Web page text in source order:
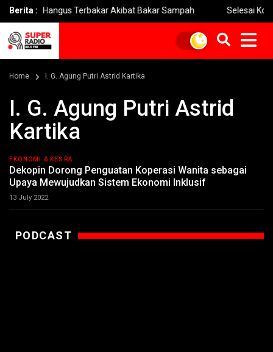
Berita :
Hangus Terbakar Akibat Bakar Sampah Selesai
Home I. G. Agung Putri Astrid Kartika
I. G. Agung Putri Astrid
Kartika
EKONOMI & KESRA
Dekopin Dorong Penguatan Koperasi Wanita sebagai
Upaya Mewujudkan Sistem Ekonomi Inklusif
13 July 2022
PODCAST